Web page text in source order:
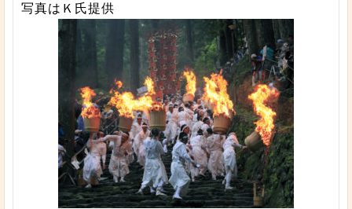
写真はＫ氏提供